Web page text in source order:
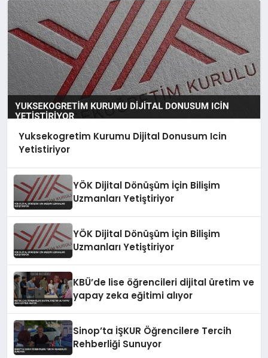
Yuksekogretim Kurumu Dijital Donusum Icin
Yetistiriyor
YÖK Dijital Dönüşüm İçin Bilişim
Uzmanları Yetiştiriyor
YÖK Dijital Dönüşüm İçin Bilişim
Uzmanları Yetiştiriyor
KBÜ’de lise öğrencileri dijital üretim ve
yapay zeka eğitimi alıyor
Sinop’ta İŞKUR Öğrencilere Tercih
Rehberliği Sunuyor